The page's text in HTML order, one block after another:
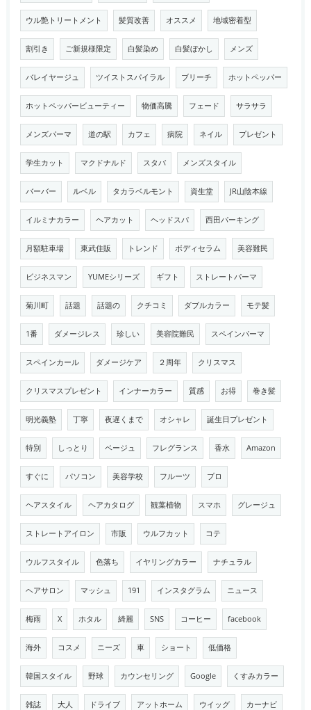
ウル艶トリートメント 髪質改善 オススメ 地域密着型
割引き ご新規様限定 白髪染め 白髪ぼかし メンズ
バレイヤージュ ツイストスパイラル ブリーチ ホットペッパー
ホットペッパービューティー 物価高騰 フェード サラサラ
メンズパーマ 道の駅 カフェ 病院 ネイル プレゼント
学生カット マクドナルド スタバ メンズスタイル
バーバー ルベル タカラベルモント 資生堂 JR山陰本線
イルミナカラー ヘアカット ヘッドスパ 西田パーキング
月額駐車場 東武住販 トレンド ボディセラム 美容難民
ビジネスマン YUMEシリーズ ギフト ストレートパーマ
菊川町 話題 話題の クチコミ ダブルカラー モテ髪
1番 ダメージレス 珍しい 美容院難民 スペインパーマ
スペインカール ダメージケア ２周年 クリスマス
クリスマスプレゼント インナーカラー 質感 お得 巻き髪
明光義塾 丁寧 夜遅くまで オシャレ 誕生日プレゼント
特別 しっとり ベージュ フレグランス 香水 Amazon
すぐに パソコン 美容学校 フルーツ プロ
ヘアスタイル ヘアカタログ 観葉植物 スマホ グレージュ
ストレートアイロン 市販 ウルフカット コテ
ウルフスタイル 色落ち イヤリングカラー ナチュラル
ヘアサロン マッシュ 191 インスタグラム ニュース
梅雨 X ホタル 綺麗 SNS コーヒー facebook
海外 コスメ ニーズ 車 ショート 低価格
韓国スタイル 野球 カウンセリング Google くすみカラー
雑誌 大人 ドライブ アットホーム ウイッグ カーナビ